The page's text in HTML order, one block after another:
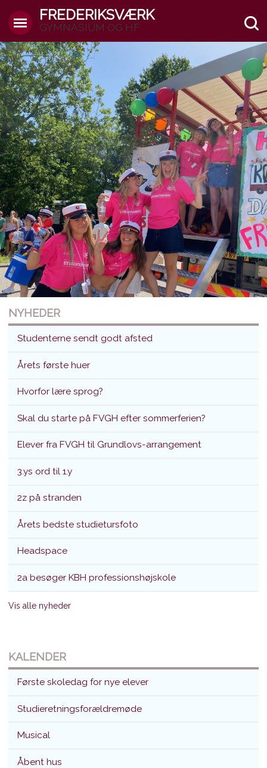
FREDERIKSVÆRK
GYMNASIUM OG HF
Studenterne sendt godt afsted
NYHEDER
Studenterne sendt godt afsted
Årets første huer
Hvorfor lære sprog?
Skal du starte på FVGH efter sommerferien?
Elever fra FVGH til Grundlovs-arrangement
3.ys ord til 1.y
2z på stranden
Årets bedste studietursfoto
Headspace
2a besøger KBH professionshøjskole
Vis alle nyheder
KALENDER
Første skoledag for nye elever
Studieretningsforældremøde
Musical
Åbent hus